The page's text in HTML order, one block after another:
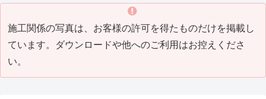
施工関係の写真は、お客様の許可を得たものだけを掲載し
ています。ダウンロードや他へのご利用はお控えくださ
い。